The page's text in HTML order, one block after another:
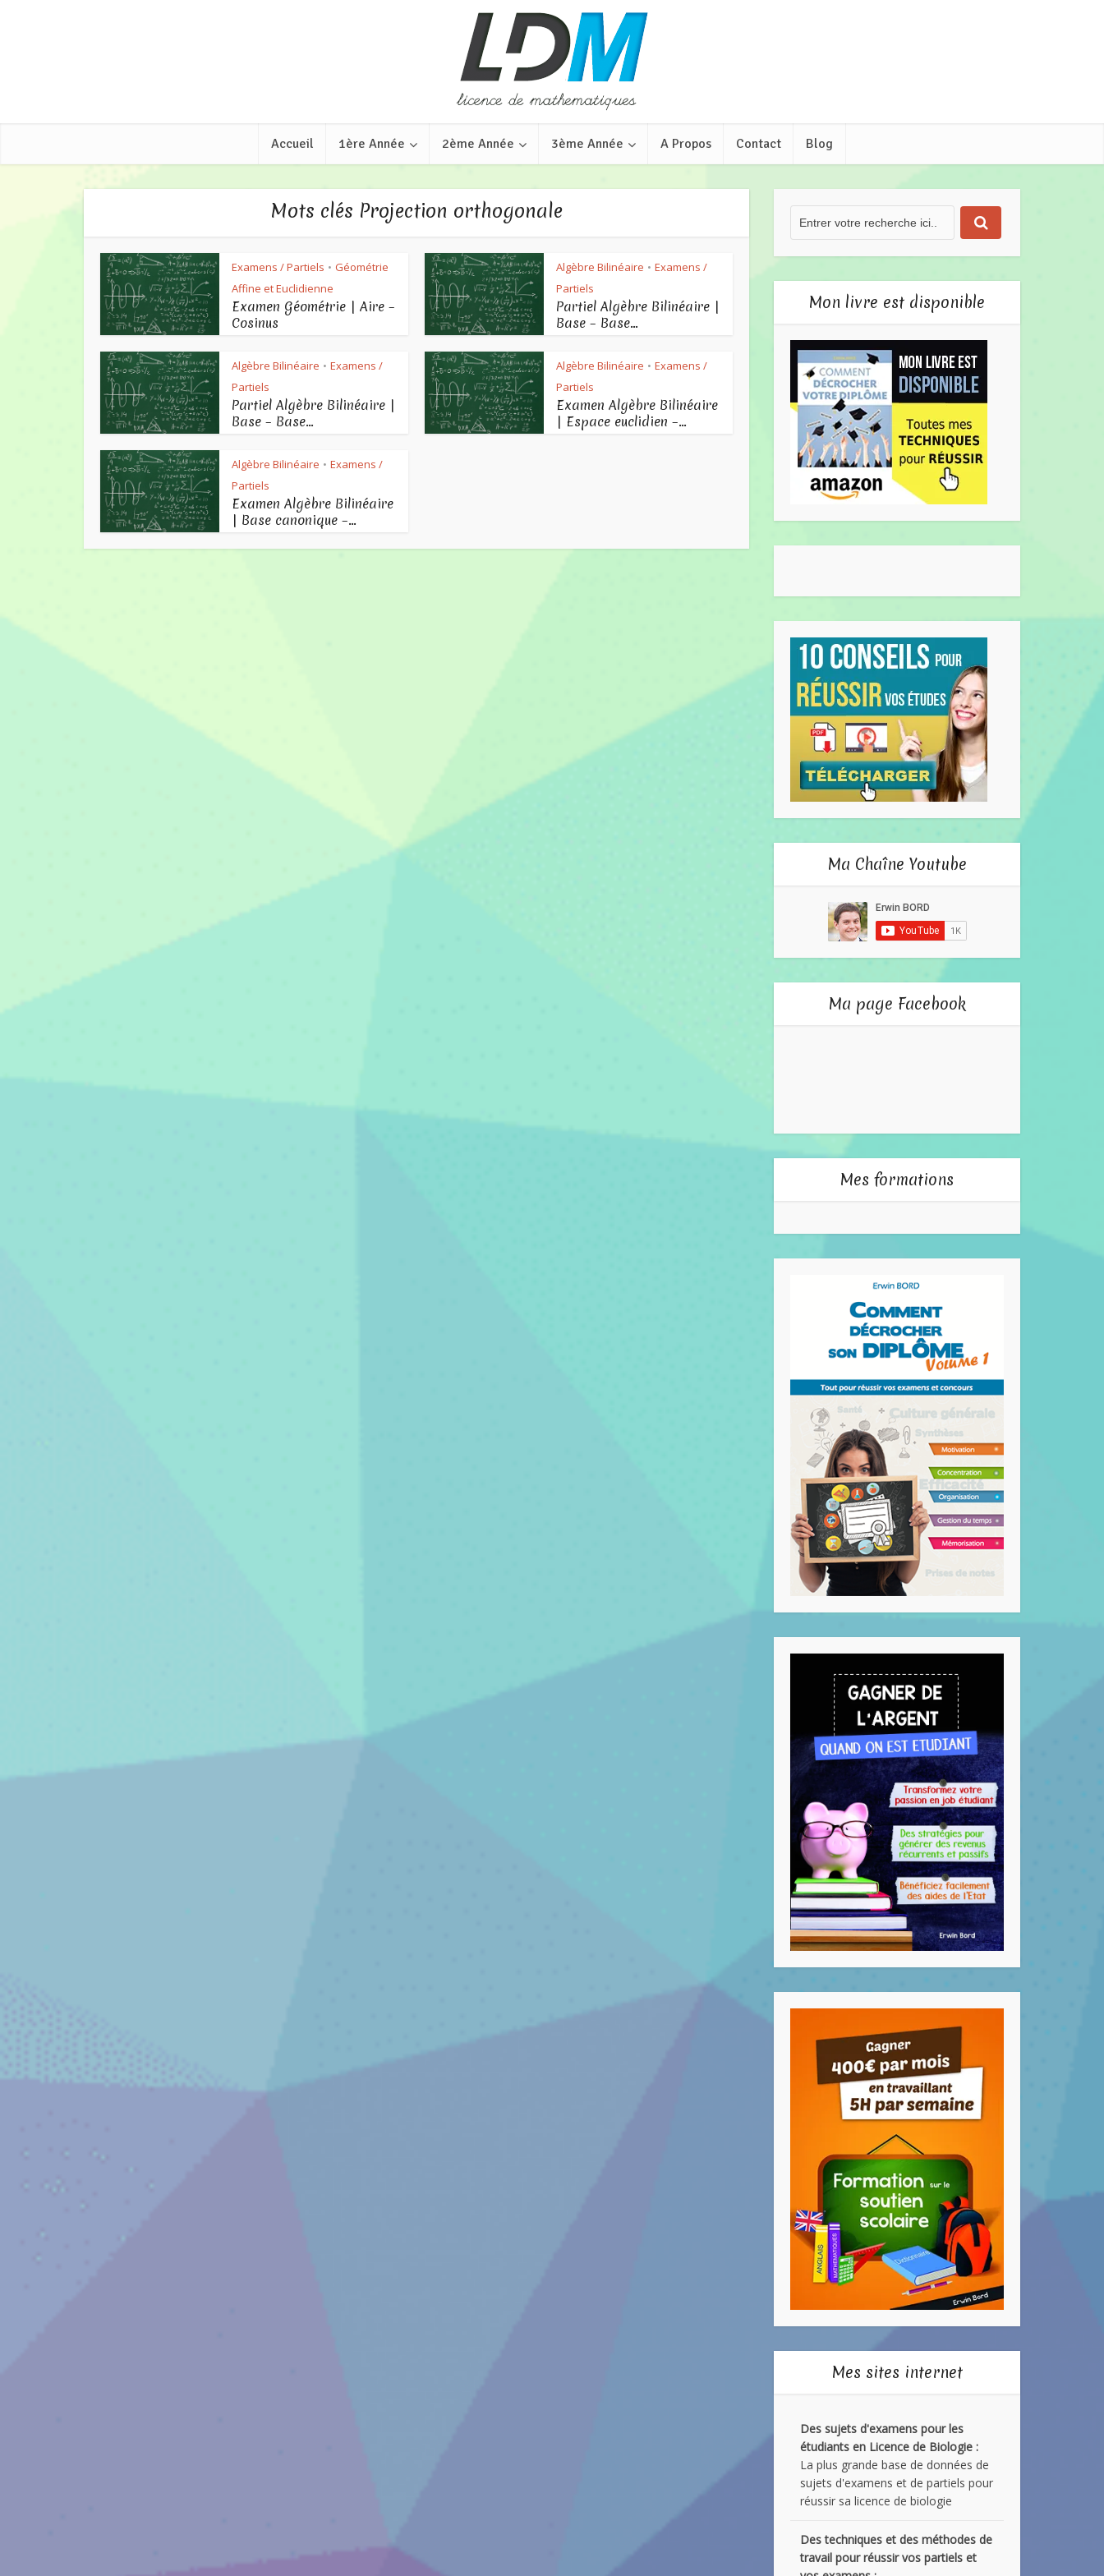
Accueil 1ère Année 2ème Année 3ème Année A Propos Contact Blog
Mots clés Projection orthogonale
Examens / Partiels • Géométrie
Affine et Euclidienne
Examen Géométrie | Aire –
Cosinus
Algèbre Bilinéaire • Examens /
Partiels
Partiel Algèbre Bilinéaire |
Base – Base...
Algèbre Bilinéaire • Examens /
Partiels
Partiel Algèbre Bilinéaire |
Base – Base...
Algèbre Bilinéaire • Examens /
Partiels
Examen Algèbre Bilinéaire
| Espace euclidien –...
Algèbre Bilinéaire • Examens /
Partiels
Examen Algèbre Bilinéaire
| Base canonique –...
Mon livre est disponible
Ma Chaîne Youtube
Ma page Facebook
Mes formations
Mes sites internet
Des sujets d'examens pour les
étudiants en Licence de Biologie :
La plus grande base de données de
sujets d'examens et de partiels pour
réussir sa licence de biologie
Des techniques et des méthodes de
travail pour réussir vos partiels et